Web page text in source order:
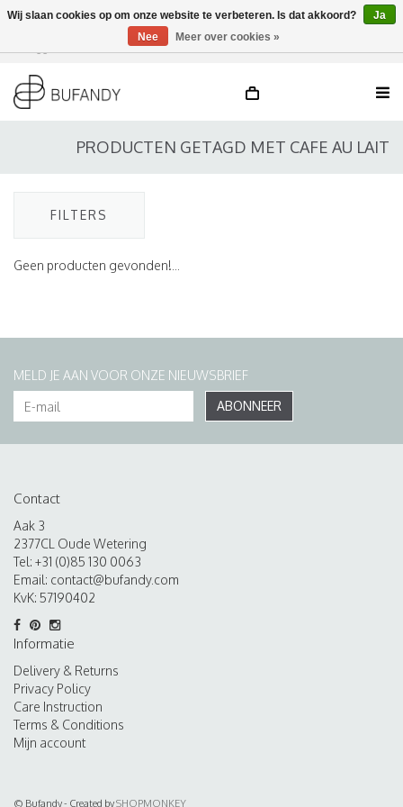
DE / EN
PRODUCTEN GETAGD MET CAFE AU LAIT
FILTERS
Geen producten gevonden!...
MELD JE AAN VOOR ONZE NIEUWSBRIEF
ABONNEER
Contact
Aak 3
2377CL Oude Wetering
Tel: +31 (0)85 130 0063
Email: contact@bufandy.com
KvK: 57190402
Informatie
Delivery & Returns
Privacy Policy
Care Instruction
Terms & Conditions
Mijn account
© Bufandy - Created bySHOPMONKEY
Wij slaan cookies op om onze website te verbeteren. Is dat akkoord?
Ja
Nee
Meer over cookies »